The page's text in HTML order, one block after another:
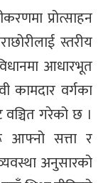
प्रोत्साहन
स्तरीय
आधारभूत
कामदार वर्गका
वञ्चित गरेको छ ।
आफ्नो सत्ता र
अनुसारको